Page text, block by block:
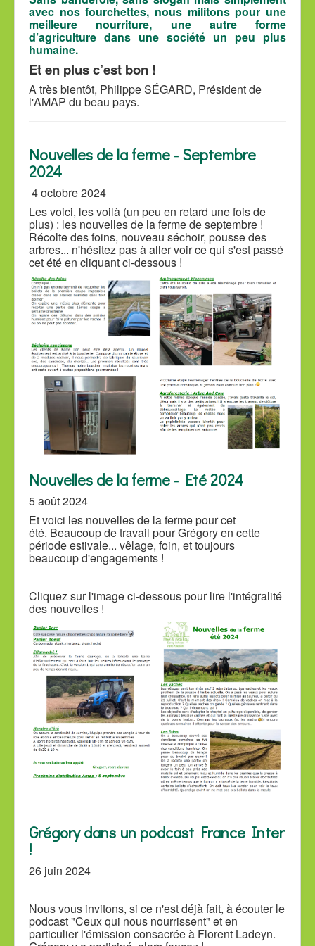
avec nos fourchettes, nous militons pour une
meilleure nourriture, une autre forme
d’agriculture dans une société un peu plus
humaine.
Et en plus c’est bon !
A très bientôt, Philippe SÉGARD, Président de
l'AMAP du beau pays.
Nouvelles de la ferme - Septembre
2024
4 octobre 2024
Les voici, les voilà (un peu en retard une fois de
plus) : les nouvelles de la ferme de septembre !
Récolte des foins, nouveau séchoir, pousse des
arbres... n'hésitez pas à aller voir ce qui s'est passé
cet été en cliquant ci-dessous !
Nouvelles de la ferme - Eté 2024
5 août 2024
Et voici les nouvelles de la ferme pour cet
été. Beaucoup de travail pour Grégory en cette
période estivale... vêlage, foin, et toujours
beaucoup d'engagements !
Cliquez sur l'image ci-dessous pour lire l'intégralité
des nouvelles !
Grégory dans un podcast France Inter
!
26 juin 2024
Nous vous invitons, si ce n'est déjà fait, à écouter le
podcast "Ceux qui nous nourrissent" et en
particulier l'émission consacrée à Florent Ladeyn.